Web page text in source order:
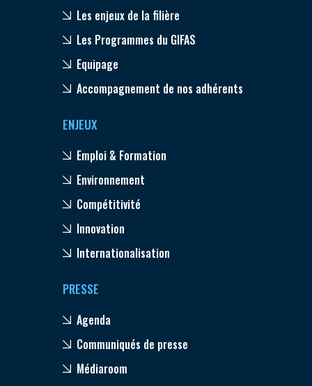
Les enjeux de la filière
Les Programmes du GIFAS
Equipage
Accompagnement de nos adhérents
ENJEUX
Emploi & Formation
Environnement
Compétitivité
Innovation
Internationalisation
PRESSE
Agenda
Communiqués de presse
Médiaroom